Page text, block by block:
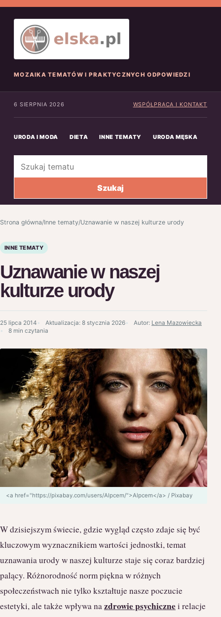
MOZAIKA TEMATÓW I PRAKTYCZNYCH ODPOWIEDZI
6 SIERPNIA 2026 WSPÓŁPRACA I KONTAKT
URODA I MODA DIETA INNE TEMATY URODA MĘSKA
Szukaj
Szukaj
Strona główna/Inne tematy/Uznawanie w naszej kulturze urody
INNE TEMATY
Uznawanie w naszej
kulturze urody
25 lipca 2014 Aktualizacja: 8 stycznia 2026 Autor: Lena Mazowiecka
8 min czytania
<a href="https://pixabay.com/users/Alpcem/">Alpcem</a> / Pixabay
W dzisiejszym świecie, gdzie wygląd często zdaje się być
kluczowym wyznacznikiem wartości jednostki, temat
uznawania urody w naszej kulturze staje się coraz bardziej
palący. Różnorodność norm piękna w różnych
społeczeństwach nie tylko kształtuje nasze poczucie
estetyki, ale także wpływa nazdrowie psychicznei relacje